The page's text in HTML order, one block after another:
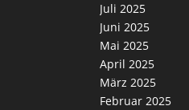
Juli 2025
Juni 2025
Mai 2025
April 2025
März 2025
Februar 2025